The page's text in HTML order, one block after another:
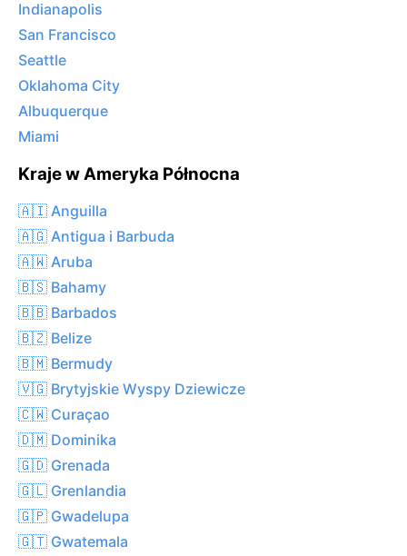
Indianapolis
San Francisco
Seattle
Oklahoma City
Albuquerque
Miami
Kraje w Ameryka Północna
🇦🇮 Anguilla
🇦🇬 Antigua i Barbuda
🇦🇼 Aruba
🇧🇸 Bahamy
🇧🇧 Barbados
🇧🇿 Belize
🇧🇲 Bermudy
🇻🇬 Brytyjskie Wyspy Dziewicze
🇨🇼 Curaçao
🇩🇲 Dominika
🇬🇩 Grenada
🇬🇱 Grenlandia
🇬🇵 Gwadelupa
🇬🇹 Gwatemala